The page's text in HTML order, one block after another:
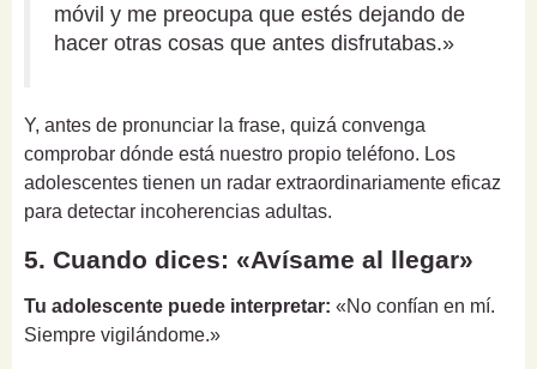
móvil y me preocupa que estés dejando de
hacer otras cosas que antes disfrutabas.»
Y, antes de pronunciar la frase, quizá convenga
comprobar dónde está nuestro propio teléfono. Los
adolescentes tienen un radar extraordinariamente eficaz
para detectar incoherencias adultas.
5. Cuando dices: «Avísame al llegar»
Tu adolescente puede interpretar: «No confían en mí.
Siempre vigilándome.»